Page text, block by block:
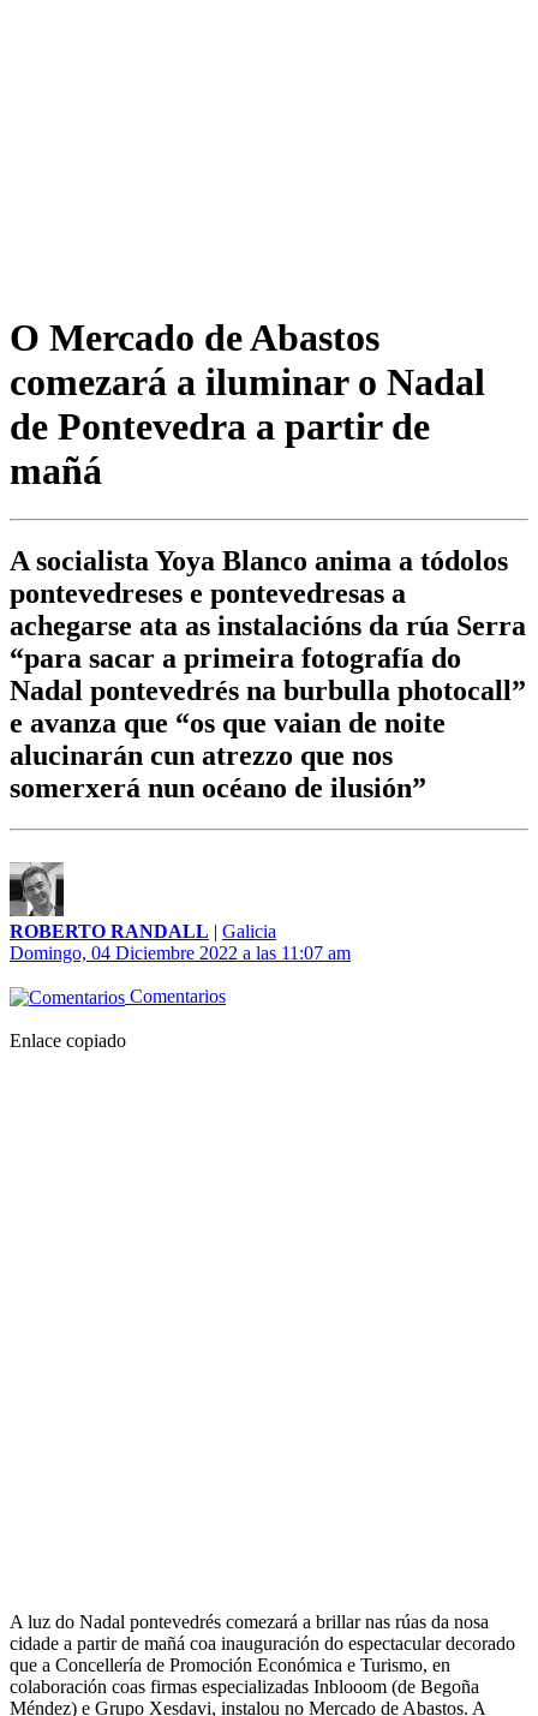
O Mercado de Abastos
comezará a iluminar o Nadal
de Pontevedra a partir de
mañá
A socialista Yoya Blanco anima a tódolos
pontevedreses e pontevedresas a
achegarse ata as instalacións da rúa Serra
“para sacar a primeira fotografía do
Nadal pontevedrés na burbulla photocall”
e avanza que “os que vaian de noite
alucinarán cun atrezzo que nos
somerxerá nun océano de ilusión”
ROBERTO RANDALL | Galicia
Domingo, 04 Diciembre 2022 a las 11:07 am
Comentarios
Enlace copiado
A luz do Nadal pontevedrés comezará a brillar nas rúas da nosa
cidade a partir de mañá coa inauguración do espectacular decorado
que a Concellería de Promoción Económica e Turismo, en
colaboración coas firmas especializadas Inblooom (de Begoña
Méndez) e Grupo Xesdavi, instalou no Mercado de Abastos. A